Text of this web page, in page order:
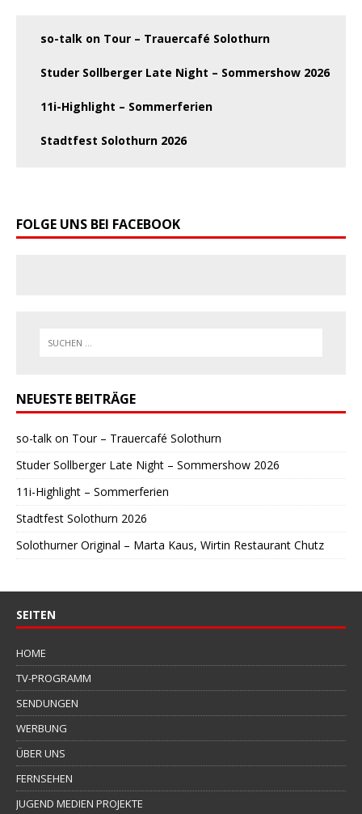
so-talk on Tour – Trauercafé Solothurn
Studer Sollberger Late Night – Sommershow 2026
11i-Highlight – Sommerferien
Stadtfest Solothurn 2026
FOLGE UNS BEI FACEBOOK
NEUESTE BEITRÄGE
so-talk on Tour – Trauercafé Solothurn
Studer Sollberger Late Night – Sommershow 2026
11i-Highlight – Sommerferien
Stadtfest Solothurn 2026
Solothurner Original – Marta Kaus, Wirtin Restaurant Chutz
SEITEN
HOME
TV-PROGRAMM
SENDUNGEN
WERBUNG
ÜBER UNS
FERNSEHEN
JUGEND MEDIEN PROJEKTE